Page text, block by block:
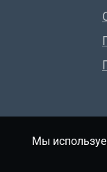
Мы